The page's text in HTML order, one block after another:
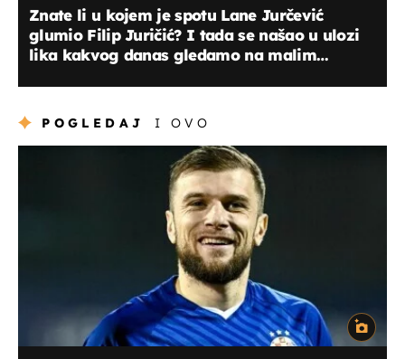
Znate li u kojem je spotu Lane Jurčević
glumio Filip Juričić? I tada se našao u ulozi
lika kakvog danas gledamo na malim
POGLEDAJ I OVO